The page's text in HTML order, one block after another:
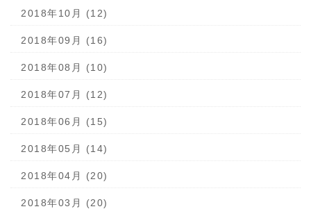
2018年10月 (12)
2018年09月 (16)
2018年08月 (10)
2018年07月 (12)
2018年06月 (15)
2018年05月 (14)
2018年04月 (20)
2018年03月 (20)